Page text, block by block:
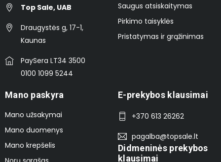
Top Sale, UAB
Draugystės g, 17-1,
Kaunas
PaySera LT34 3500
0100 1099 5244
Saugus atsiskaitymas
Pirkimo taisyklės
Pristatymas ir grąžinimas
Mano paskyra
Mano užsakymai
Mano duomenys
Mano krepšelis
E-prekybos klausimai
+370 613 26262
pagalba@topsale.lt
Didmeninės prekybos
klausimai